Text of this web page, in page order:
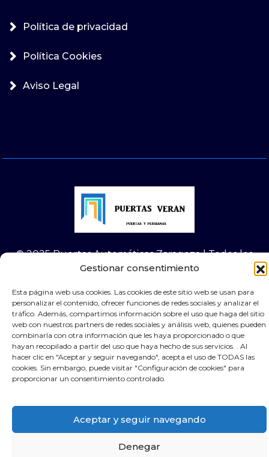
Gestionar consentimiento
Esta página web usa cookies. Las cookies de este sitio web se usan para
personalizar el contenido, ofrecer funciones de redes sociales y analizar el
tráfico. Además, compartimos información sobre el uso que haga del sitio
web con nuestros partners de redes sociales y análisis web, quienes pueden
combinarla con otra información que les haya proporcionado o que
hayan recopilado a partir del uso que haya hecho de sus servicios. . Al
hacer clic en "Aceptar y seguir navegando", acepta el uso de TODAS las
cookies. Sin embargo, puede visitar "Configuración de cookies" para
proporcionar un consentimiento controlado.
Aceptar y seguir navegando
Denegar
Política de privacidad
Política Cookies
Aviso Legal
© 2025 Puertas Automáticas Zaragoza | Todos los
derechos reservados Websocialmedia
Contacta por Whassap